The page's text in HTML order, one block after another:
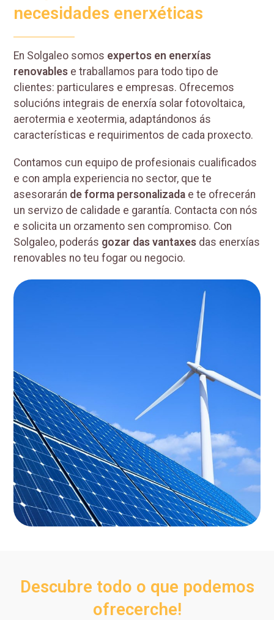
necesidades enerxéticas
En Solgaleo somos expertos en enerxías
renovables e traballamos para todo tipo de
clientes: particulares e empresas. Ofrecemos
solucións integrais de enerxía solar fotovoltaica,
aerotermia e xeotermia, adaptándonos ás
características e requirimentos de cada proxecto.
Contamos cun equipo de profesionais cualificados
e con ampla experiencia no sector, que te
asesorarán de forma personalizada e te ofrecerán
un servizo de calidade e garantía. Contacta con nós
e solicita un orzamento sen compromiso. Con
Solgaleo, poderás gozar das vantaxes das enerxías
renovables no teu fogar ou negocio.
Descubre todo o que podemos
ofrecerche!